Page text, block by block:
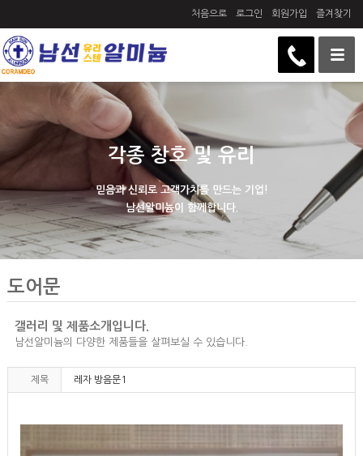
처음으로 로그인 회원가입 즐겨찾기
각종 창호 및 유리
믿음과 신뢰로 고객가치를 만드는 기업!
남선알미늄이 함께합니다.
도어문
갤러리 및 제품소개입니다.
남선알미늄의 다양한 제품들을 살펴보실 수 있습니다.
제목 레자 방음문1